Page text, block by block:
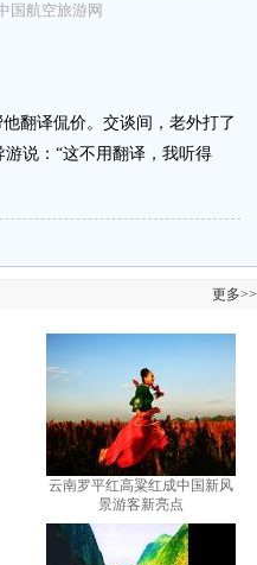
国航空旅游网
翻译侃价。交谈间，老外打了
说：“这不用翻译，我听得
更多>>
云南罗平红高粱红成中国新风
景游客新亮点